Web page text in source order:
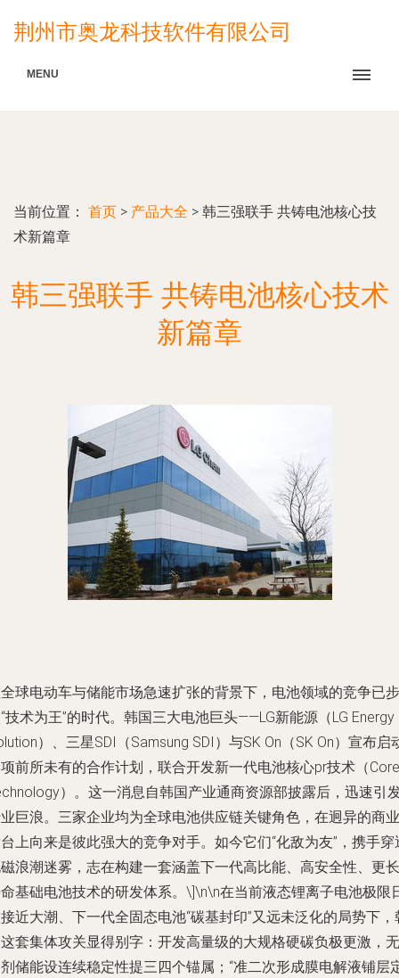
荆州市奥龙科技软件有限公司
MENU
当前位置： 首页 > 产品大全 > 韩三强联手 共铸电池核心技
术新篇章
韩三强联手 共铸电池核心技术
新篇章
球电动车与储能市场急速扩张的背景下，电池领域的竞争已步
技术为王”的时代。韩国三大电池巨头——LG新能源（LG Energy
）、三星SDI（Samsung SDI）与SK On（SK On）宣布启
前所未有的合作计划，联合开发新一代电池核心pr技术（Core
）。这一消息自韩国产业通商资源部披露后，迅速引
巨浪。三家企业均为全球电池供应链关键角色，在迥异的商业
上向来是彼此强大的竞争对手。如今它们“化敌为友”，携手穿
浪潮迷雾，志在构建一套涵盖下一代高比能、高安全性、更长
基础电池技术的研发体系。\]\n\n在当前液态锂离子电池极限
近大潮、下一代全固态电池“碳基封印”又远未泛化的局势下，
套集体攻关显得别字：开发高量级的大规格硬碳负极更激，无
储能设连续稳定性提三四个锚属；“准二次形成膜电解液铺层